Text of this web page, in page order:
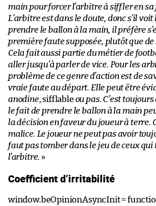
main pour forcer l’arbitre à siffler en
L’arbitre est dans le doute, donc s’il
prendre le ballon à la main, il préfère
première faute supposée, plutôt que
Cela fait aussi partie du métier de
aller jusqu’à parler de vice. Pour les
problème de ce genre d’action est de
vraie faute au départ. Elle peut être
anodine, sifflableou pas. C’est
le fait de prendre le ballon à la main
la décision en faveur du joueur à terre.
malice. Le joueur ne peut pas avoir
faut pas tomber dans le jeu de ceux qui
l’arbitre. »
Coefficient d’irritabilité
window.beOpinionAsyncInit =